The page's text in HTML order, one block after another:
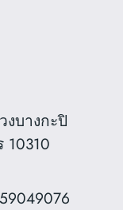
บางกะปิ
10310